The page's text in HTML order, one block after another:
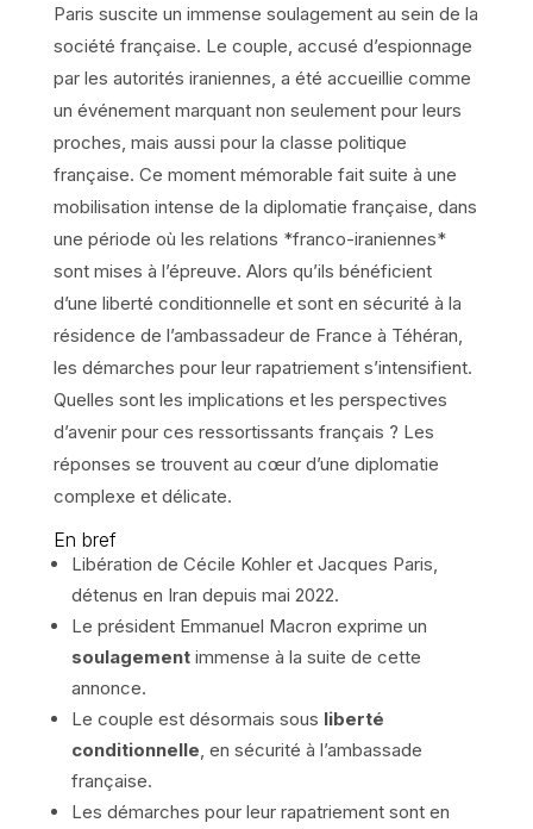
Paris suscite un immense soulagement au sein de la
société française. Le couple, accusé d’espionnage
par les autorités iraniennes, a été accueillie comme
un événement marquant non seulement pour leurs
proches, mais aussi pour la classe politique
française. Ce moment mémorable fait suite à une
mobilisation intense de la diplomatie française, dans
une période où les relations *franco-iraniennes*
sont mises à l’épreuve. Alors qu’ils bénéficient
d’une liberté conditionnelle et sont en sécurité à la
résidence de l’ambassadeur de France à Téhéran,
les démarches pour leur rapatriement s’intensifient.
Quelles sont les implications et les perspectives
d’avenir pour ces ressortissants français ? Les
réponses se trouvent au cœur d’une diplomatie
complexe et délicate.
En bref
Libération de Cécile Kohler et Jacques Paris,
détenus en Iran depuis mai 2022.
Le président Emmanuel Macron exprime un
soulagementimmense à la suite de cette
annonce.
Le couple est désormais sous liberté
conditionnelle, en sécurité à l’ambassade
française.
Les démarches pour leur rapatriement sont en